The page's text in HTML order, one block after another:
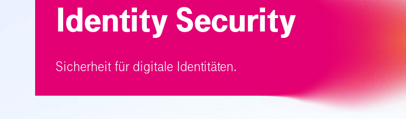
Identity Security
Sicherheit für digitale Identitäten.